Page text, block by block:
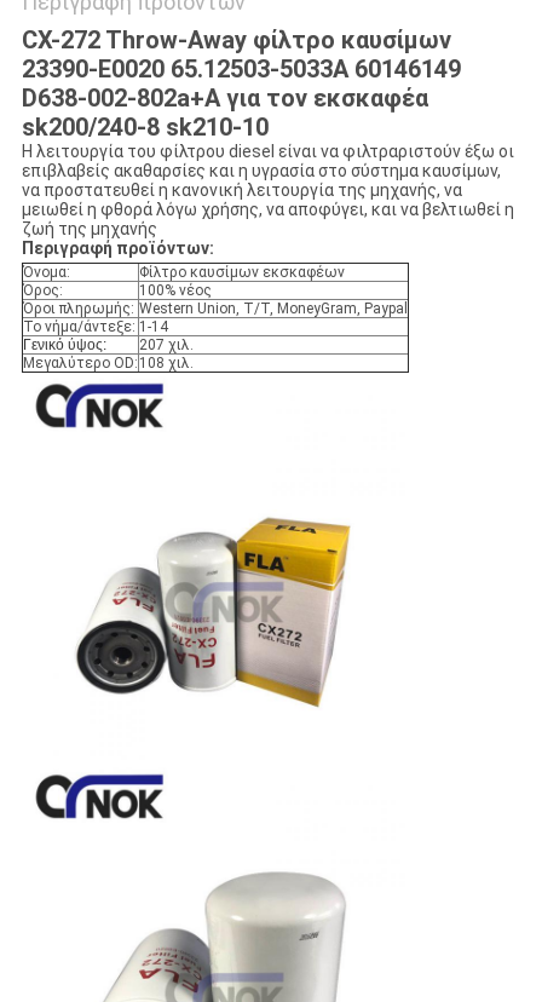
CX-272 Throw-Away φίλτρο καυσίμων
23390-E0020 65.12503-5033A 60146149
D638-002-802a+A για τον εκσκαφέα
sk200/240-8 sk210-10
Η λειτουργία του φίλτρου diesel είναι να φιλτραριστούν έξω οι
επιβλαβείς ακαθαρσίες και η υγρασία στο σύστημα καυσίμων,
να προστατευθεί η κανονική λειτουργία της μηχανής, να
μειωθεί η φθορά λόγω χρήσης, να αποφύγει, και να βελτιωθεί η
ζωή της μηχανής
Περιγραφή προϊόντων:
Όνομα:
Φίλτρο καυσίμων εκσκαφέων
Όρος:
100% νέος
Όροι πληρωμής: Western Union, T/T, MoneyGram, Paypal
Το νήμα/άντεξε: 1-14
Γενικό ύψος:
207 χιλ.
Μεγαλύτερο OD: 108 χιλ.